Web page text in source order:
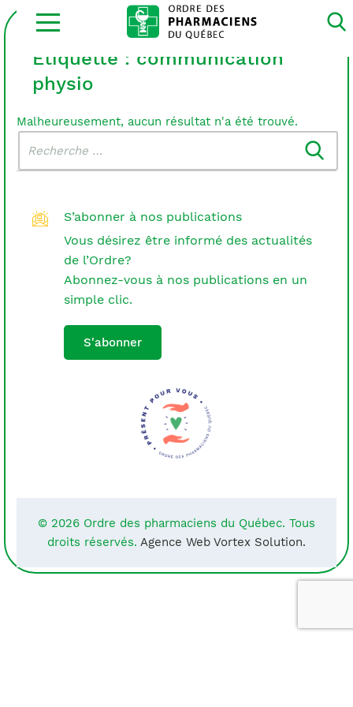
Ouvrir
la
site
Étiquette : communication
physio
Malheureusement, aucun résultat n'a été trouvé.
dans
le
S’abonner à nos publications
Vous désirez être informé des actualités
de l’Ordre?
Abonnez-vous à nos publications en un
simple clic.
S'abonner
© 2026 Ordre des pharmaciens du Québec. Tous
droits réservés. Agence Web Vortex Solution.